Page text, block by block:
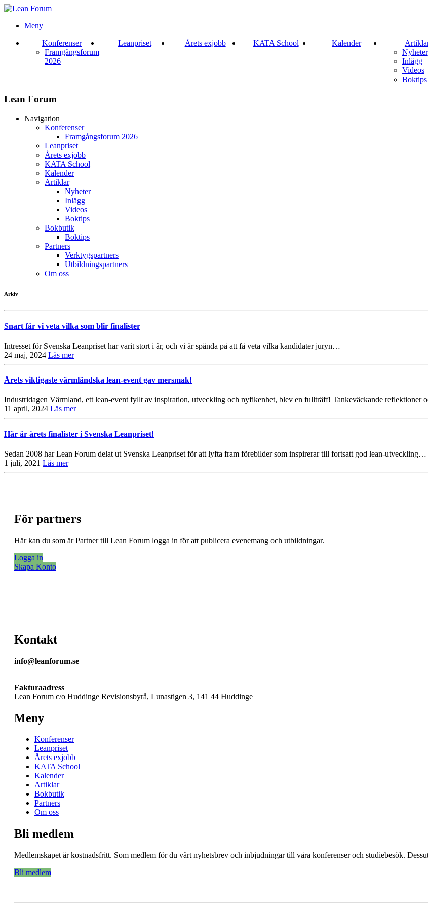
Meny
Konferenser
Framgångsforum
2026
Leanpriset Årets exjobb KATA School Kalender
Nyheter
Inlägg
Videos
Boktips
Lean Forum
Navigation
Konferenser
Framgångsforum 2026
Leanpriset
Årets exjobb
KATA School
Kalender
Artiklar
Nyheter
Inlägg
Videos
Boktips
Bokbutik
Boktips
Partners
Verktygspartners
Utbildningspartners
Om oss
Arkiv
Snart får vi veta vilka som blir finalister
Intresset för Svenska Leanpriset har varit stort i år, och vi är spända på att få veta vilka kandidater juryn…
24 maj, 2024 Läs mer
Årets viktigaste värmländska lean-event gav mersmak!
Industridagen Värmland, ett lean-event fyllt av inspiration, utveckling och nyfikenhet, blev en fullträff! Tankeväckande reflektioner
11 april, 2024 Läs mer
Här är årets finalister i Svenska Leanpriset!
Sedan 2008 har Lean Forum delat ut Svenska Leanpriset för att lyfta fram förebilder som inspirerar till fortsatt god lean-utveckling…
1 juli, 2021 Läs mer
För partners
Här kan du som är Partner till Lean Forum logga in för att publicera evenemang och utbildningar.
Logga in
Skapa Konto
Kontakt
info@leanforum.se
Fakturaadress
Lean Forum c/o Huddinge Revisionsbyrå, Lunastigen 3, 141 44 Huddinge
Meny
Konferenser
Leanpriset
Årets exjobb
KATA School
Kalender
Artiklar
Bokbutik
Partners
Om oss
Bli medlem
Medlemskapet är kostnadsfritt. Som medlem för du vårt nyhetsbrev och inbjudningar till våra konferenser och studiebesök.
Bli medlem